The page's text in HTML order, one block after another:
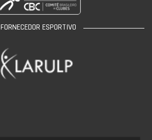
FORNECEDOR ESPORTIVO